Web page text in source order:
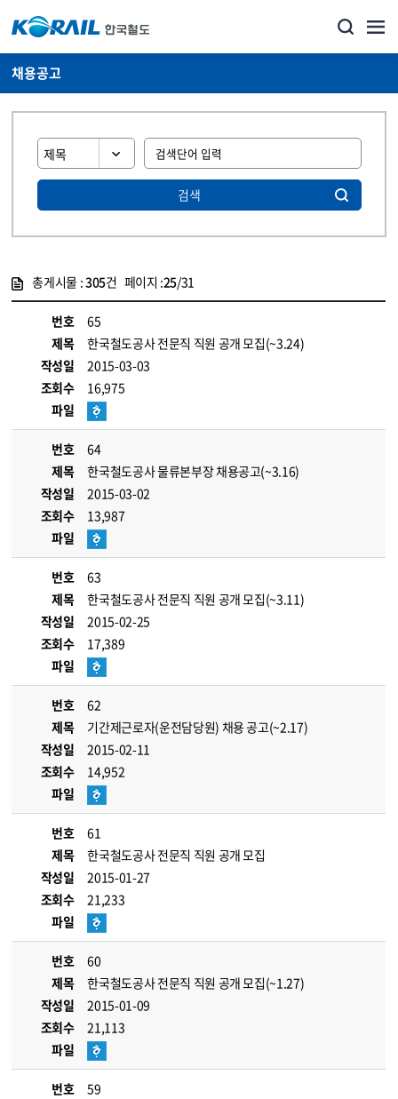
채용공고
검색
총게시물 :305건 페이지 :25/31
번호
65
제목
한국철도공사 전문직 직원 공개 모집(~3.24)
작성일
2015-03-03
조회수
16,975
파일
번호
64
제목
한국철도공사 물류본부장 채용공고(~3.16)
작성일
2015-03-02
조회수
13,987
파일
번호
63
제목
한국철도공사 전문직 직원 공개 모집(~3.11)
작성일
2015-02-25
조회수
17,389
파일
번호
62
제목
기간제근로자(운전담당원) 채용 공고(~2.17)
작성일
2015-02-11
조회수
14,952
파일
번호
61
제목
한국철도공사 전문직 직원 공개 모집
작성일
2015-01-27
조회수
21,233
파일
번호
60
제목
한국철도공사 전문직 직원 공개 모집(~1.27)
작성일
2015-01-09
조회수
21,113
파일
번호
59